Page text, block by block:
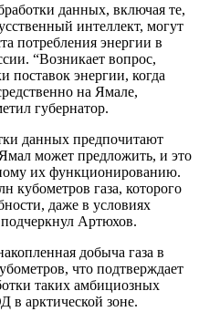
данных, включая те,
интеллект, могут
потребления энергии в
“Возникает вопрос,
поставок энергии, когда
на Ямале,
губернатор.
данных предпочитают
может предложить, и это
их функционированию.
кубометров газа, которого
даже в условиях
Артюхов.
добыча газа в
что подтверждает
таких амбициозных
в арктической зоне.